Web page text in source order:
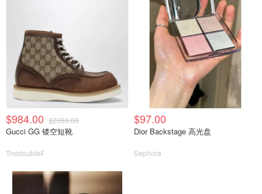
$984.00 $2050.00
Gucci GG 镂空短靴
ThedoubleF
$97.00
Dior Backstage 高光盘
Sephora